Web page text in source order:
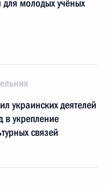
молодых учёных
украинских деятелей
в укрепление
связей